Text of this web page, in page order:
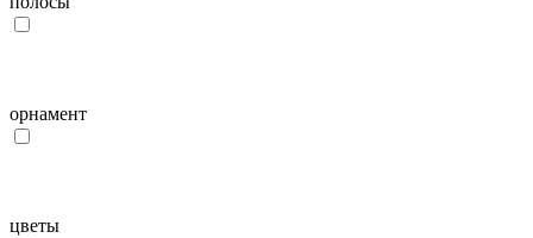
орнамент
цветы